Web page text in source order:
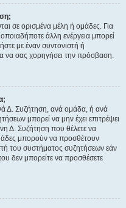
σε ορισμένα μέλη ή ομάδες. Για
άλλη ενέργεια μπορεί
με έναν συντονιστή ή
να σας χορηγήσει την πρόσβαση.
Δ. Συζήτηση, ανά ομάδα, ή ανά
μπορεί να μην έχει επιτρέψει
Δ. Συζήτηση που θέλετε να
μπορούν να προσθέτουν
του συστήματος συζητήσεων εάν
δεν μπορείτε να προσθέσετε